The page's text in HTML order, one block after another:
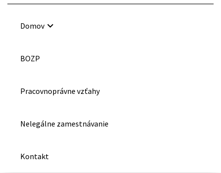
Domovkeyboard_arrow_down
BOZP
Pracovnoprávne vzťahy
Nelegálne zamestnávanie
Kontakt